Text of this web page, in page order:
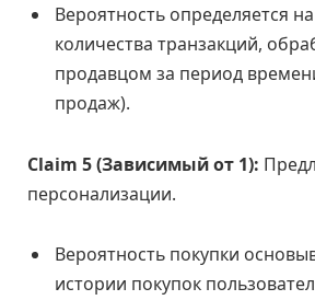
Вероятность определяется
количества транзакций,
продавцом за период
продаж).
Claim 5 (Зависимый от 1):
персонализации.
Вероятность покупки
истории покупок